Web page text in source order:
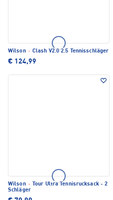
Wilson · Clash V2.0 2.5 Tennisschläger
€ 124,99
Wilson ·
Tour Ultra Tennisrucksack - 2
Schläger